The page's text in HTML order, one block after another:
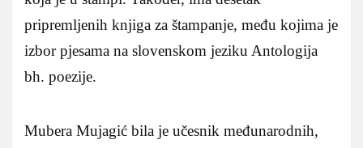
pripremljenih knjiga za štampanje, među kojima je
izbor pjesama na slovenskom jeziku Antologija
bh. poezije.
Mubera Mujagić bila je učesnik međunarodnih,